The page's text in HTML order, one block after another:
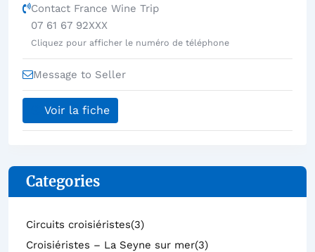
Contact France Wine Trip
07 61 67 92XXX
Cliquez pour afficher le numéro de téléphone
Message to Seller
Voir la fiche
Categories
Circuits croisiéristes(3)
Croisiéristes – La Seyne sur mer(3)